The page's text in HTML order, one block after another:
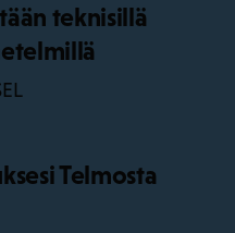
teknisillä
Telmosta